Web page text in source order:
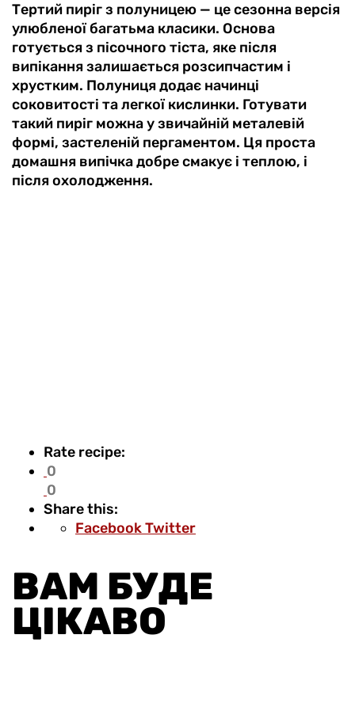
Тертий пиріг з полуницею — це сезонна версія
улюбленої багатьма класики. Основа
готується з пісочного тіста, яке після
випікання залишається розсипчастим і
хрустким. Полуниця додає начинці
соковитості та легкої кислинки. Готувати
такий пиріг можна у звичайній металевій
формі, застеленій пергаментом. Ця проста
домашня випічка добре смакує і теплою, і
після охолодження.
Rate recipe:
0
0
Share this:
FacebookTwitterPinterest
Share
Print
ВАМ БУДЕ
ЦІКАВО